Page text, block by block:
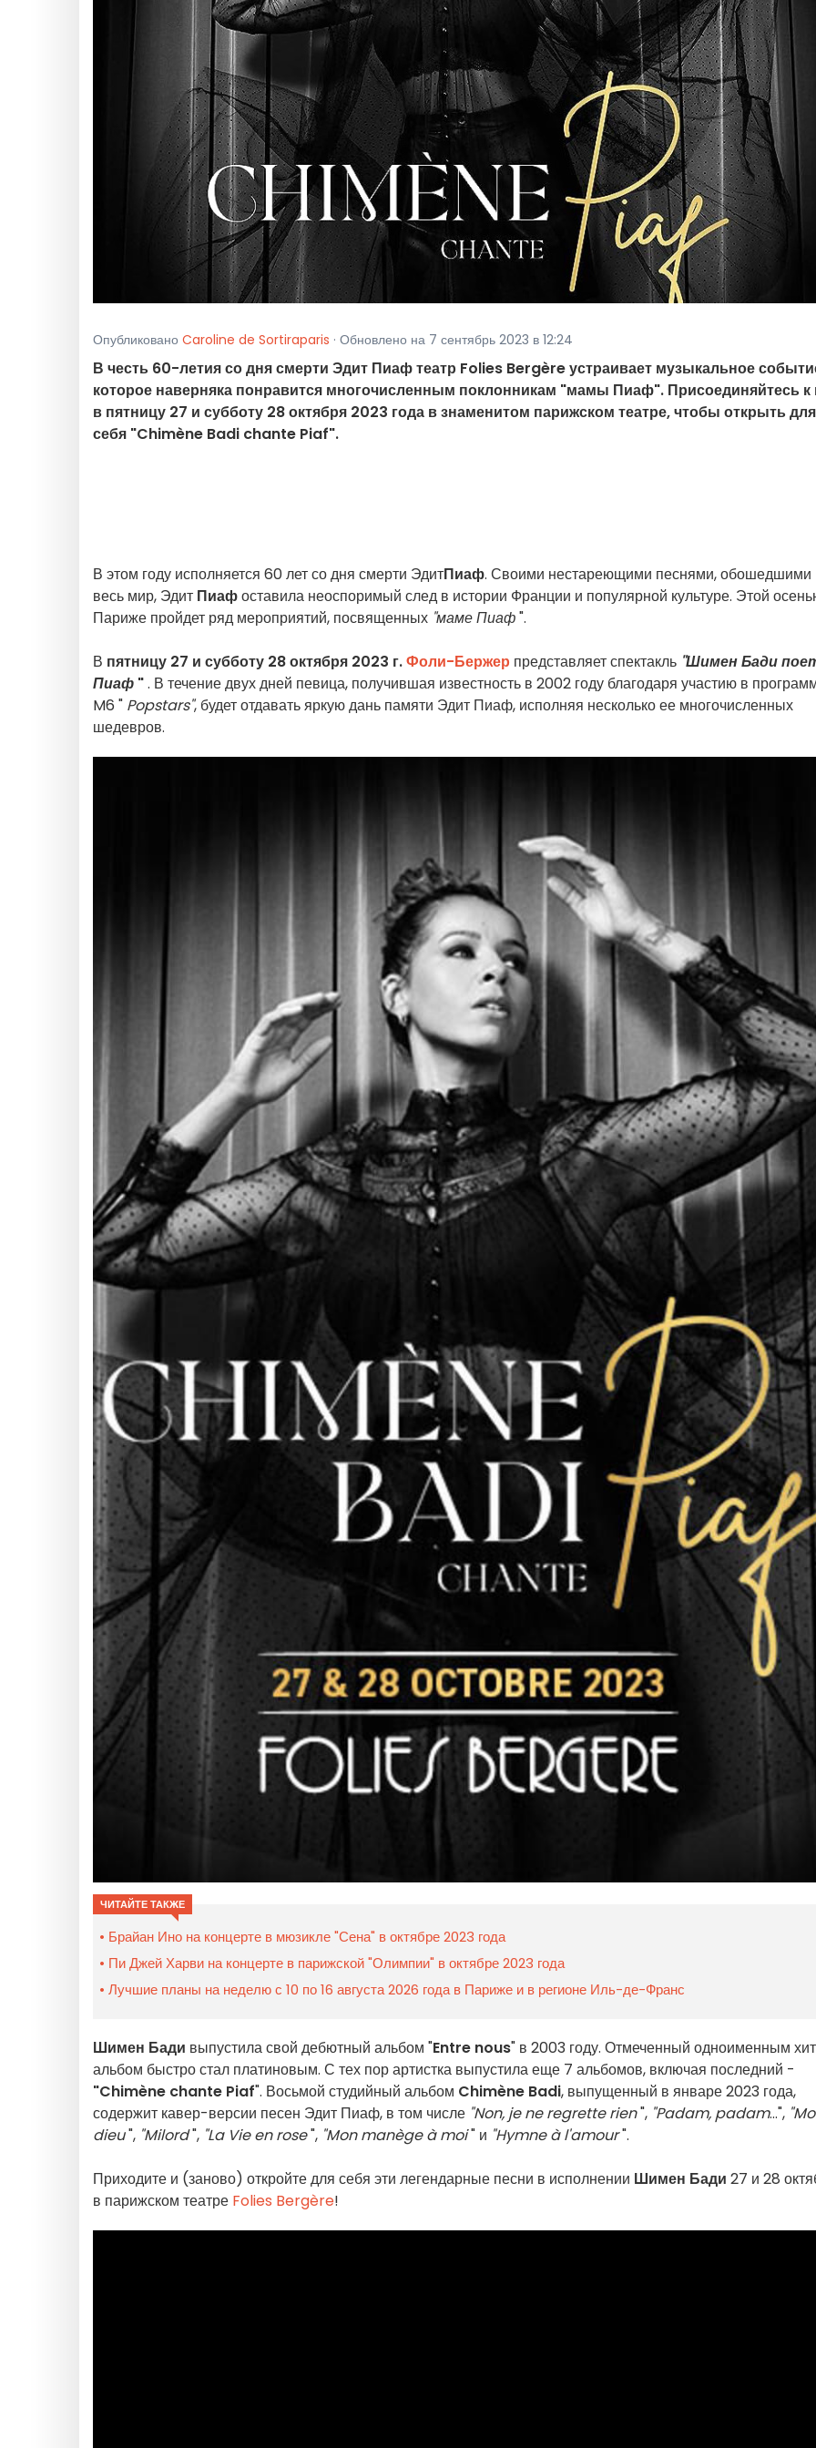
Опубликовано Caroline de Sortiraparis · Обновлено на 7 сентябрь 2023 в 12:24
В честь 60-летия со дня смерти Эдит Пиаф театр Folies Bergère устраивает музыкальное
которое наверняка понравится многочисленным поклонникам "мамы Пиаф". Присоединяйтесь к
в пятницу 27 и субботу 28 октября 2023 года в знаменитом парижском театре, чтобы открыть для
себя "Chimène Badi chante Piaf".
В этом году исполняется 60 лет со дня смерти ЭдитПиаф. Своими нестареющими песнями, обошедшими
весь мир, Эдит Пиафоставила неоспоримый след в истории Франции и популярной культуре. Этой
Париже пройдет ряд мероприятий, посвященных "маме Пиаф".
В пятницу 27 и субботу 28 октября 2023 г.Фоли-Бержер представляет спектакль "Шимен Бади
Пиаф ". В течение двух дней певица, получившая известность в 2002 году благодаря участию в
M6 " Popstars", будет отдавать яркую дань памяти Эдит Пиаф, исполняя несколько ее многочисленных
шедевров.
ЧИТАЙТЕ ТАКЖЕ
Брайан Ино на концерте в мюзикле "Сена" в октябре 2023 года
Пи Джей Харви на концерте в парижской "Олимпии" в октябре 2023 года
Лучшие планы на неделю с 10 по 16 августа 2026 года в Париже и в регионе Иль-де-Франс
Шимен Бади выпустила свой дебютный альбом "Entre nous" в 2003 году. Отмеченный одноименным
альбом быстро стал платиновым. С тех пор артистка выпустила еще 7 альбомов, включая последний -
"Chimène chante Piaf". Восьмой студийный альбом Chimène Badi, выпущенный в январе 2023 года,
содержит кавер-версии песен Эдит Пиаф, в том числе "Non, je ne regrette rien", "Padam, padam...",
dieu", "Milord", "La Vie en rose", "Mon manège à moi" и "Hymne à l'amour".
Приходите и (заново) откройте для себя эти легендарные песни в исполнении Шимен Бади 27 и 28
в парижском театре Folies Bergère!